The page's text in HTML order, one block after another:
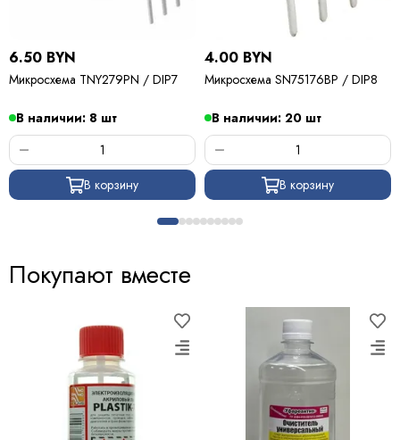
6.50 BYN
Микросхема TNY279PN / DIP7
В наличии: 8 шт
В корзину
4.00 BYN
Микросхема SN75176BP / DIP8
В наличии: 20 шт
В корзину
Покупают вместе